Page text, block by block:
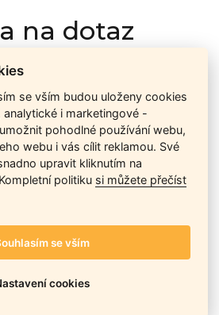
na dotaz
daného modelu. Pokusíme se
cenu , a Vy si vyberete, co je pro
nejvýhodnější.
se vším budou uloženy cookies
analytické i marketingové -
pohodlné používání webu,
webu i vás cílit reklamou. Své
upravit kliknutím na
politiku si můžete přečíst
se vším
cookies